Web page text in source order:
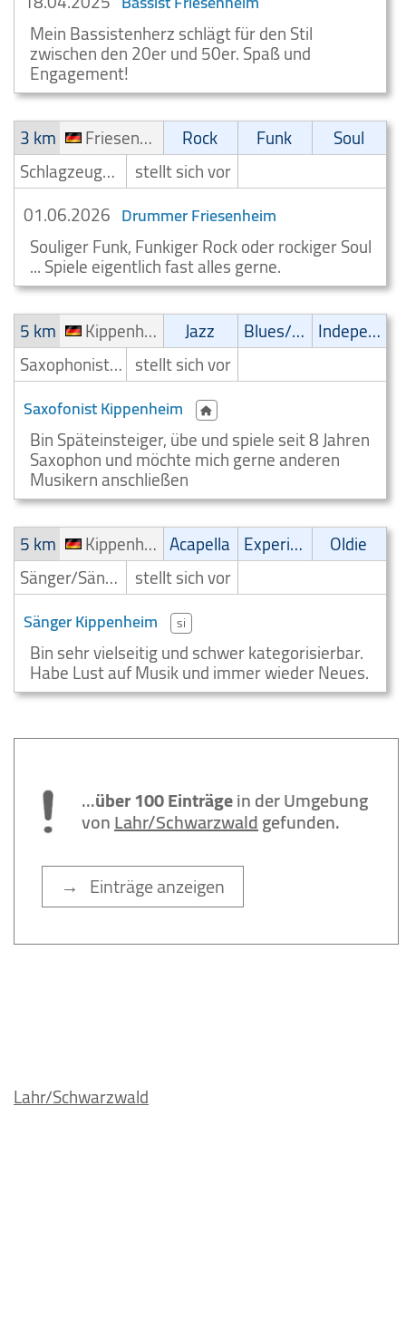
Mein Bassistenherz schlägt für den Stil
zwischen den 20er und 50er. Spaß und
Engagement!
3 km
Friesenheim Rock Funk
Soul
Schlagzeuger/Drummer
stellt sich vor
01.06.2026 Drummer Friesenheim
Souliger Funk, Funkiger Rock oder rockiger Soul
... Spiele eigentlich fast alles gerne.
5 km
Kippenheim Jazz Blues/Swing
Independent
Saxophonist/Saxophonspieler stellt sich vor
Saxofonist Kippenheim
Bin Späteinsteiger, übe und spiele seit 8 Jahren
Saxophon und möchte mich gerne anderen
Musikern anschließen
5 km
Kippenheim Acapella Experimental
Oldie
Sänger/Sängerin stellt sich vor
Sänger Kippenheim si
Bin sehr vielseitig und schwer kategorisierbar.
Habe Lust auf Musik und immer wieder Neues.
...über 100 Einträgein der Umgebung
vonLahr/Schwarzwaldgefunden.
→ Einträge anzeigen
Lahr/Schwarzwald